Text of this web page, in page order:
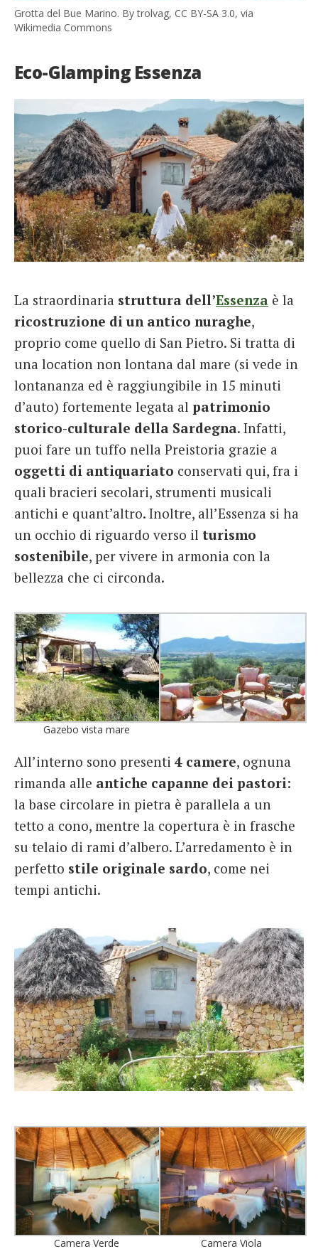
Grotta del Bue Marino. By trolvag, CC BY-SA 3.0, via
Wikimedia Commons
Eco-Glamping Essenza
La straordinaria struttura dell’Essenza è la
ricostruzione di un antico nuraghe,
proprio come quello di San Pietro. Si tratta di
una location non lontana dal mare (si vede in
lontananza ed è raggiungibile in 15 minuti
d’auto) fortemente legata al patrimonio
storico-culturale della Sardegna. Infatti,
puoi fare un tuffo nella Preistoria grazie a
oggetti di antiquariato conservati qui, fra i
quali bracieri secolari, strumenti musicali
antichi e quant’altro. Inoltre, all’Essenza si ha
un occhio di riguardo verso il turismo
sostenibile, per vivere in armonia con la
bellezza che ci circonda.
Gazebo vista mare
All’interno sono presenti 4 camere, ognuna
rimanda alle antiche capanne dei pastori:
la base circolare in pietra è parallela a un
tetto a cono, mentre la copertura è in frasche
su telaio di rami d’albero. L’arredamento è in
perfetto stile originale sardo, come nei
tempi antichi.
Camera Verde Camera Viola